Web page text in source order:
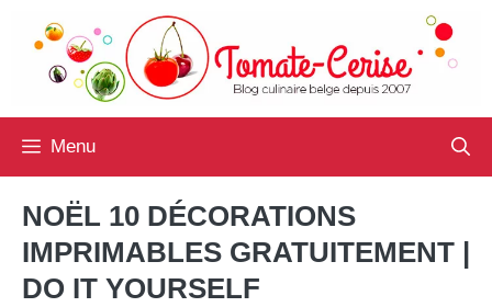
contenu
Menu
NOËL 10 DÉCORATIONS
IMPRIMABLES GRATUITEMENT |
DO IT YOURSELF